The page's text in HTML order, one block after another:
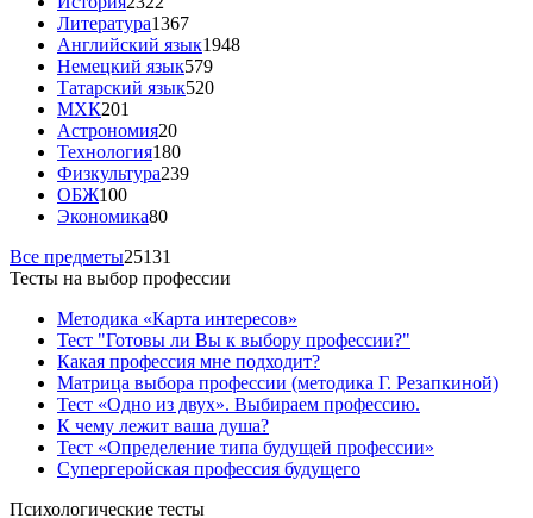
Литература1367
Английский язык1948
Немецкий язык579
Татарский язык520
МХК201
Астрономия20
Технология180
Физкультура239
ОБЖ100
Экономика80
Все предметы25131
Тесты на выбор профессии
Методика «Карта интересов»
Тест "Готовы ли Вы к выбору профессии?"
Какая профессия мне подходит?
Матрица выбора профессии (методика Г. Резапкиной)
Тест «Одно из двух». Выбираем профессию.
К чему лежит ваша душа?
Тест «Определение типа будущей профессии»
Супергеройская профессия будущего
Психологические тесты